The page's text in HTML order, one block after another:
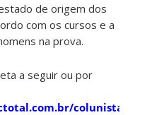
de origem dos
com os cursos e a
na prova.
a seguir ou por
colunistas/caixa-